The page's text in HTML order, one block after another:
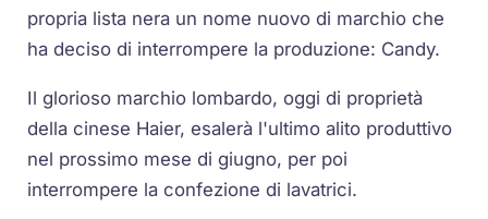
propria lista nera un nome nuovo di marchio che
ha deciso di interrompere la produzione: Candy.
Il glorioso marchio lombardo, oggi di proprietà
della cinese Haier, esalerà l'ultimo alito produttivo
nel prossimo mese di giugno, per poi
interrompere la confezione di lavatrici.